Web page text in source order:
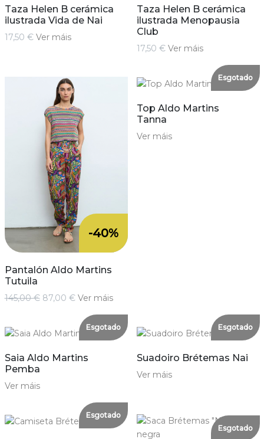
Taza Helen B cerámica
ilustrada Vida de Nai
17,50 € Ver máis
Taza Helen B cerámica
ilustrada Menopausia
Club
17,50 € Ver máis
-40%
Pantalón Aldo Martins
Tutuila
145,00 € 87,00 € Ver máis
Esgotado
Top Aldo Martins
Tanna
Ver máis
Esgotado
Saia Aldo Martins
Pemba
Ver máis
Esgotado
Suadoiro Brétemas Nai
Ver máis
Esgotado
Esgotado